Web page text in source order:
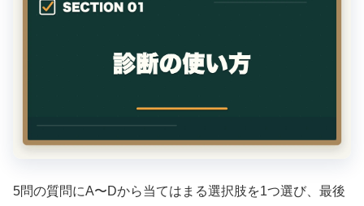
5問の質問にA〜Dから当てはまる選択肢を1つ選び、最後